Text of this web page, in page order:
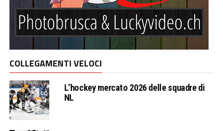
COLLEGAMENTI VELOCI
L’hockey mercato 2026 delle squadre di
NL